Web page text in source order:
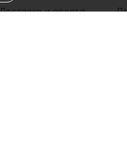
Доставка и оплата